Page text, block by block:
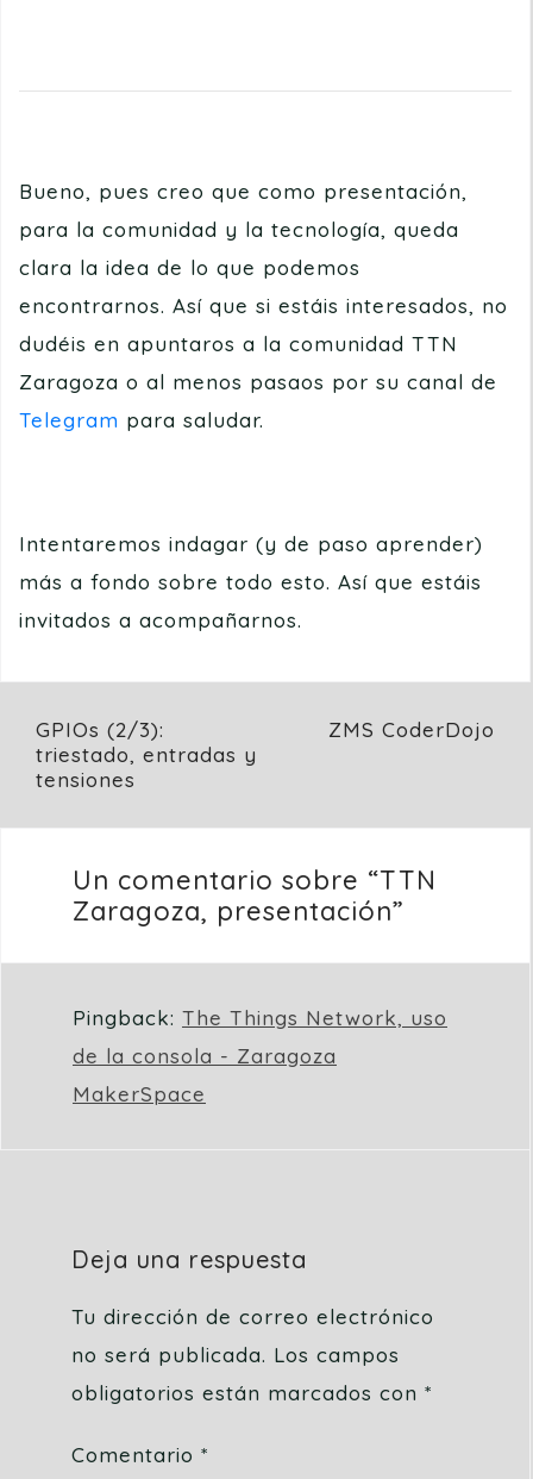
Bueno, pues creo que como presentación,
para la comunidad y la tecnología, queda
clara la idea de lo que podemos
encontrarnos. Así que si estáis interesados, no
dudéis en apuntaros a la comunidad TTN
Zaragoza o al menos pasaos por su canal de
Telegram para saludar.
Intentaremos indagar (y de paso aprender)
más a fondo sobre todo esto. Así que estáis
invitados a acompañarnos.
Navegación
de
entradas
GPIOs (2/3):
triestado, entradas y
tensiones
ZMS CoderDojo
Un comentario sobre “TTN
Zaragoza, presentación”
Pingback: The Things Network, uso
de la consola - Zaragoza
MakerSpace
Deja una respuesta
Tu dirección de correo electrónico
no será publicada. Los campos
obligatorios están marcados con *
Comentario *